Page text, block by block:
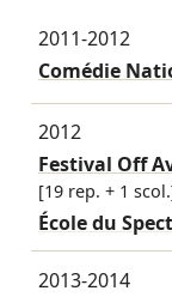
2011-2012
Comédie
2012
Festival Off
[19 rep. + 1
École du
2013-2014